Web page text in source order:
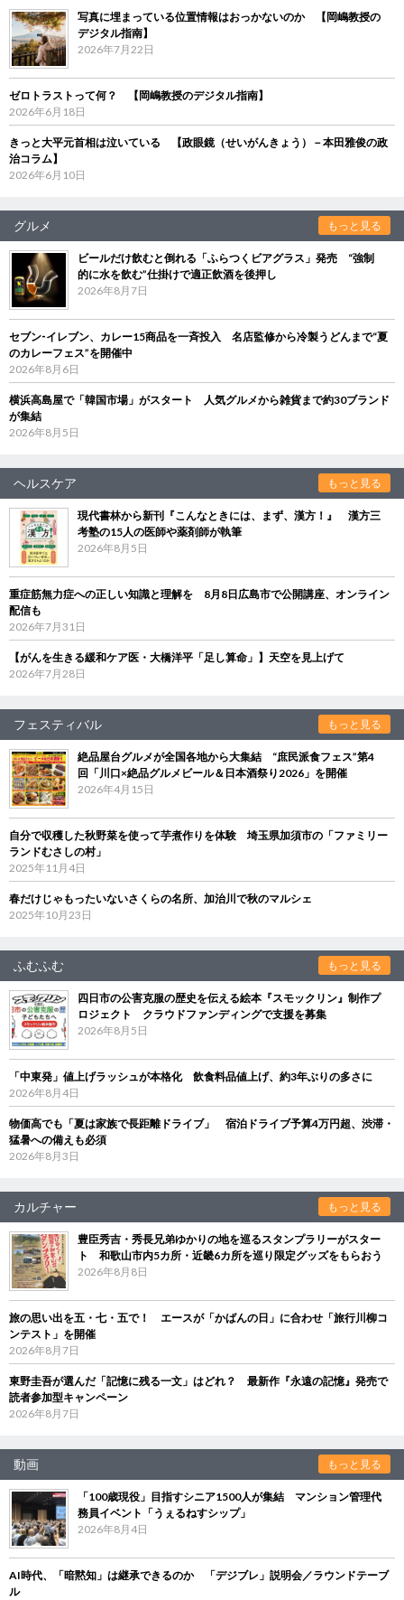
写真に埋まっている位置情報はおっかないのか 【岡嶋教授の
デジタル指南】
2026年7月22日
ゼロトラストって何？ 【岡嶋教授のデジタル指南】
2026年6月18日
きっと大平元首相は泣いている 【政眼鏡（せいがんきょう）－本田雅俊の政
治コラム】
2026年6月10日
グルメ もっと見る
ビールだけ飲むと倒れる「ふらつくビアグラス」発売 “強制
的に水を飲む”仕掛けで適正飲酒を後押し
2026年8月7日
セブン‐イレブン、カレー15商品を一斉投入 名店監修から冷製うどんまで“夏
のカレーフェス”を開催中
2026年8月6日
横浜高島屋で「韓国市場」がスタート 人気グルメから雑貨まで約30ブランド
が集結
2026年8月5日
ヘルスケア もっと見る
現代書林から新刊『こんなときには、まず、漢方！』 漢方三
考塾の15人の医師や薬剤師が執筆
2026年8月5日
重症筋無力症への正しい知識と理解を 8月8日広島市で公開講座、オンライン
配信も
2026年7月31日
【がんを生きる緩和ケア医・大橋洋平「足し算命」】天空を見上げて
2026年7月28日
フェスティバル もっと見る
絶品屋台グルメが全国各地から大集結 “庶民派食フェス”第4
回「川口×絶品グルメビール＆日本酒祭り2026」を開催
2026年4月15日
自分で収穫した秋野菜を使って芋煮作りを体験 埼玉県加須市の「ファミリー
ランドむさしの村」
2025年11月4日
春だけじゃもったいないさくらの名所、加治川で秋のマルシェ
2025年10月23日
ふむふむ もっと見る
四日市の公害克服の歴史を伝える絵本『スモックリン』制作プ
ロジェクト クラウドファンディングで支援を募集
2026年8月5日
「中東発」値上げラッシュが本格化 飲食料品値上げ、約3年ぶりの多さに
2026年8月4日
物価高でも「夏は家族で長距離ドライブ」 宿泊ドライブ予算4万円超、渋滞・
猛暑への備えも必須
2026年8月3日
カルチャー もっと見る
豊臣秀吉・秀長兄弟ゆかりの地を巡るスタンプラリーがスター
ト 和歌山市内5カ所・近畿6カ所を巡り限定グッズをもらおう
2026年8月8日
旅の思い出を五・七・五で！ エースが「かばんの日」に合わせ「旅行川柳コ
ンテスト」を開催
2026年8月7日
東野圭吾が選んだ「記憶に残る一文」はどれ？ 最新作『永遠の記憶』発売で
読者参加型キャンペーン
2026年8月7日
動画 もっと見る
「100歳現役」目指すシニア1500人が集結 マンション管理代
務員イベント「うぇるねすシップ」
2026年8月4日
AI時代、「暗黙知」は継承できるのか 「デジブレ」説明会／ラウンドテーブ
ル